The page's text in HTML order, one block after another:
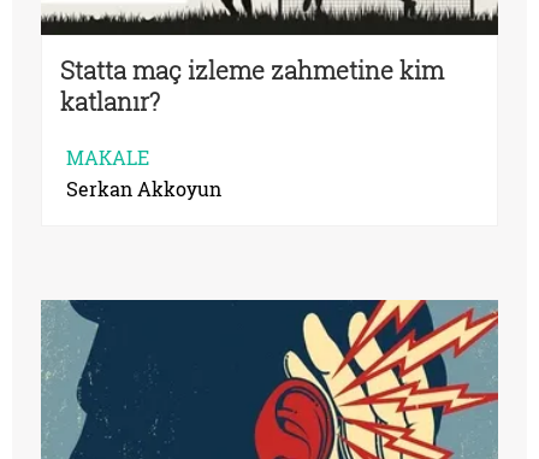
Statta maç izleme zahmetine kim
katlanır?
MAKALE
Serkan Akkoyun